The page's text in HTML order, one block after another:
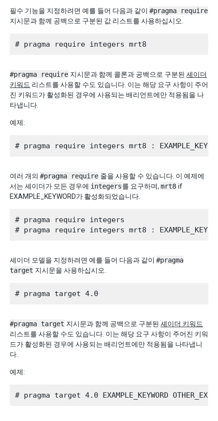
필수 기능을 지정하려면 예를 들어 다음과 같이 #pragma require
지시문과 함께 공백으로 구분된 값 리스트를 사용하십시오.
#pragma require 지시문과 함께 콜론과 공백으로 구분된 셰이더
키워드 리스트를 사용할 수도 있습니다. 이는 해당 요구 사항이 주어
진 키워드가 활성화된 경우에 사용되는 배리언트에만 적용됨을 나
타냅니다.
예제:
여러 개의 #pragma require 줄을 사용할 수 있습니다. 이 예제에
서는 셰이더가 모든 경우에 integers를 요구하며, mrt8 if
EXAMPLE_KEYWORD가 활성화되었습니다.
# pragma require integers
셰이더 모델을 지정하려면 예를 들어 다음과 같이 #pragma
target 지시문을 사용하십시오.
#pragma target 지시문과 함께 공백으로 구분된 셰이더 키워드
리스트를 사용할 수도 있습니다. 이는 해당 요구 사항이 주어진 키워
드가 활성화된 경우에 사용되는 배리언트에만 적용됨을 나타냅니
다.
예제: